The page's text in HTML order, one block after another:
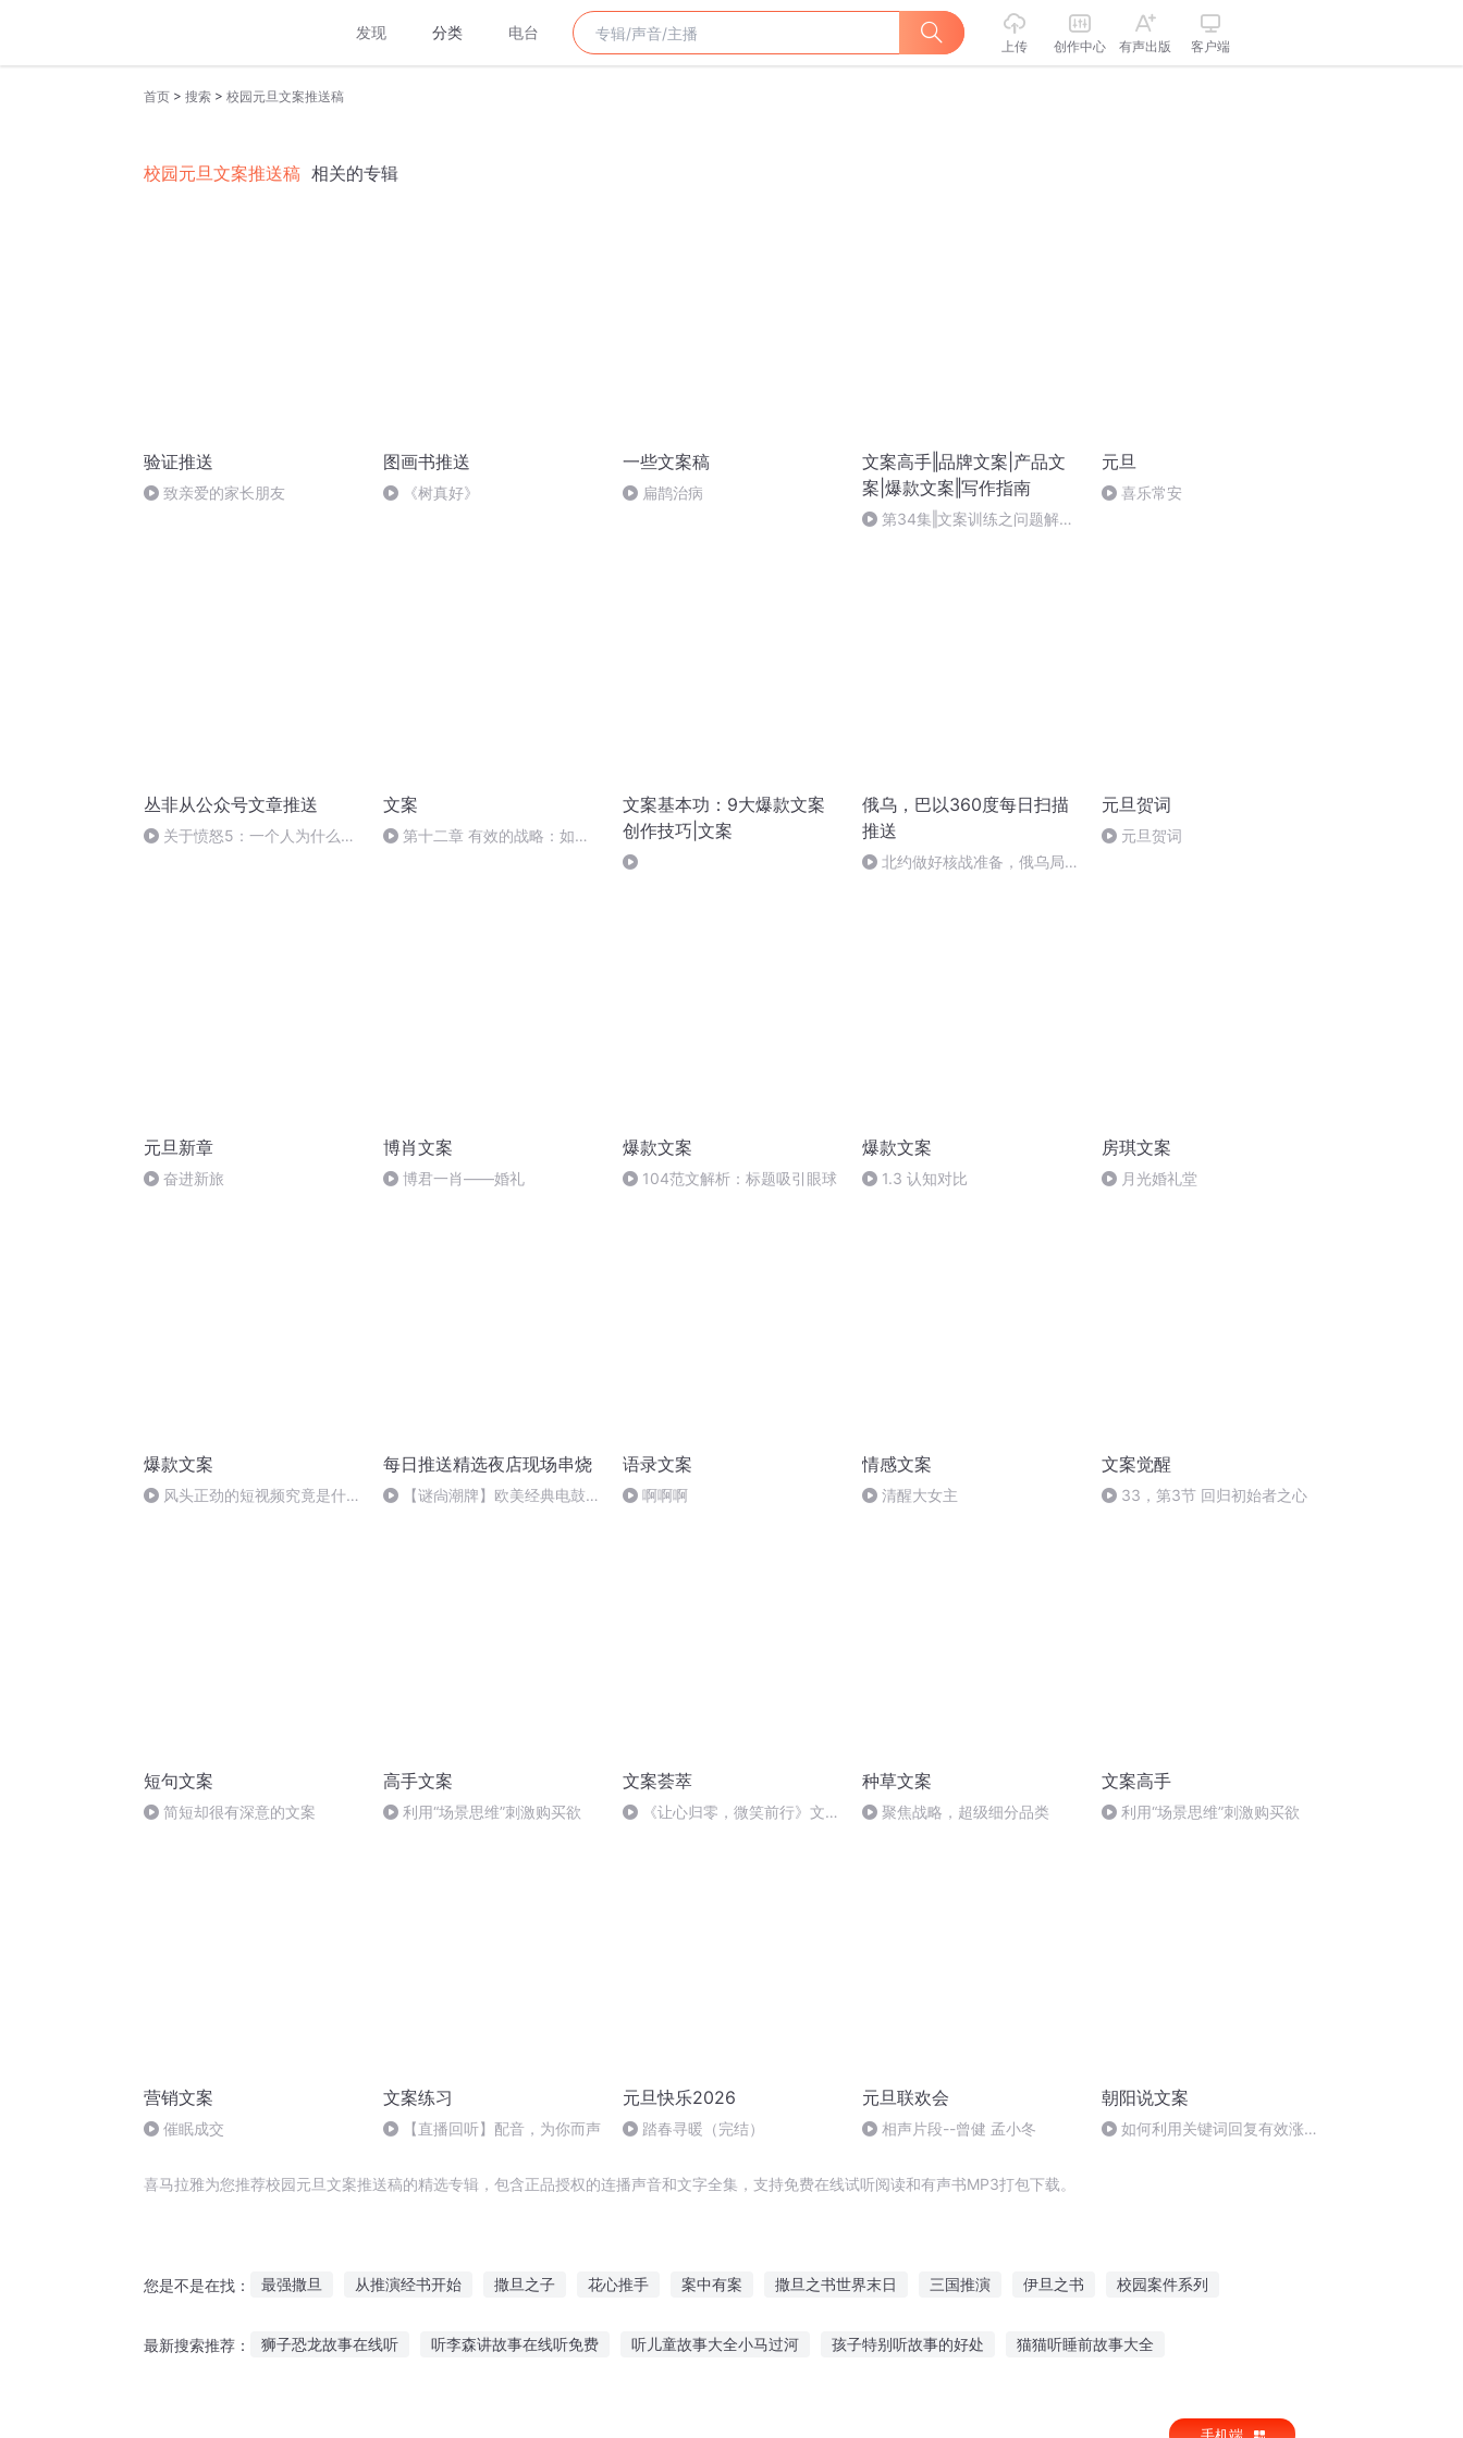
发现 分类 电台
上传 创作中心 有声出版 客户端
首页 > 搜索 > 校园元旦文案推送稿
校园元旦文案推送稿 相关的专辑
验证推送
致亲爱的家长朋友
图画书推送
《树真好》
一些文案稿
扁鹊治病
文案高手‖品牌文案|产品文
案|爆款文案‖写作指南
第34集‖文案训练之问题解决
元旦
喜乐常安
丛非从公众号文章推送
关于愤怒5：一个人为什么会
文案
第十二章 有效的战略：如何
文案基本功：9大爆款文案
创作技巧|文案
俄乌，巴以360度每日扫描
推送
北约做好核战准备，俄乌局势
元旦贺词
元旦贺词
元旦新章
奋进新旅
博肖文案
博君一肖——婚礼
爆款文案
104范文解析：标题吸引眼球
爆款文案
1.3 认知对比
房琪文案
月光婚礼堂
爆款文案
风头正劲的短视频究竟是什
每日推送精选夜店现场串烧
【谜尙潮牌】欧美经典电鼓车
语录文案
啊啊啊
情感文案
清醒大女主
文案觉醒
33，第3节 回归初始者之心
短句文案
简短却很有深意的文案
高手文案
利用“场景思维”刺激购买欲
文案荟萃
《让心归零，微笑前行》文案
种草文案
聚焦战略，超级细分品类
文案高手
利用“场景思维”刺激购买欲
营销文案
催眠成交
文案练习
【直播回听】配音，为你而声
元旦快乐2026
踏春寻暖（完结）
元旦联欢会
相声片段--曾健 孟小冬
朝阳说文案
如何利用关键词回复有效涨
喜马拉雅为您推荐校园元旦文案推送稿的精选专辑，包含正品授权的连播声音和文字全集，支持免费在线试听阅读和有声书MP3打包下载。
您是不是在找： 最强撒旦 从推演经书开始 撒旦之子 花心推手 案中有案 撒旦之书世界末日 三国推演 伊旦之书 校园案件系列
最新搜索推荐： 狮子恐龙故事在线听 听李森讲故事在线听免费 听儿童故事大全小马过河 孩子特别听故事的好处 猫猫听睡前故事大全